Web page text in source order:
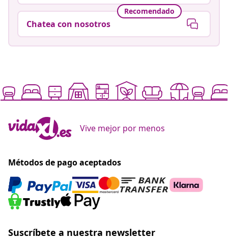
Recomendado
Chatea con nosotros
Vive mejor por menos
Métodos de pago aceptados
Suscríbete a nuestra newsletter